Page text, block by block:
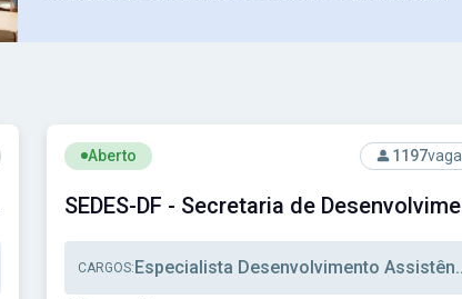
Ver concurso: SEDES-DF - Secretaria de
Aberto 1197
CARGOS: Especialista Desenvolvimento